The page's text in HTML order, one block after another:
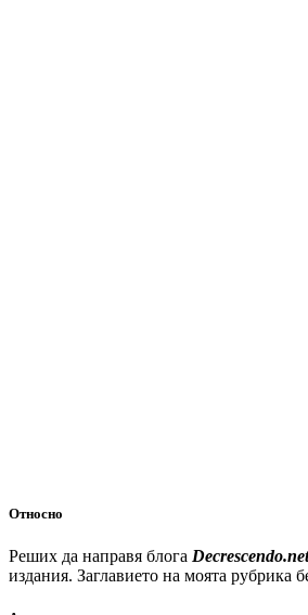
Относно
Реших да направя блога Decrescendo.net
издания. Заглавието на моята рубрика